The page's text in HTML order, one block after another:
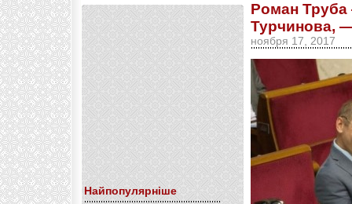
Найпопулярніше
Роман
Турчинова,
ноября 17, 2017